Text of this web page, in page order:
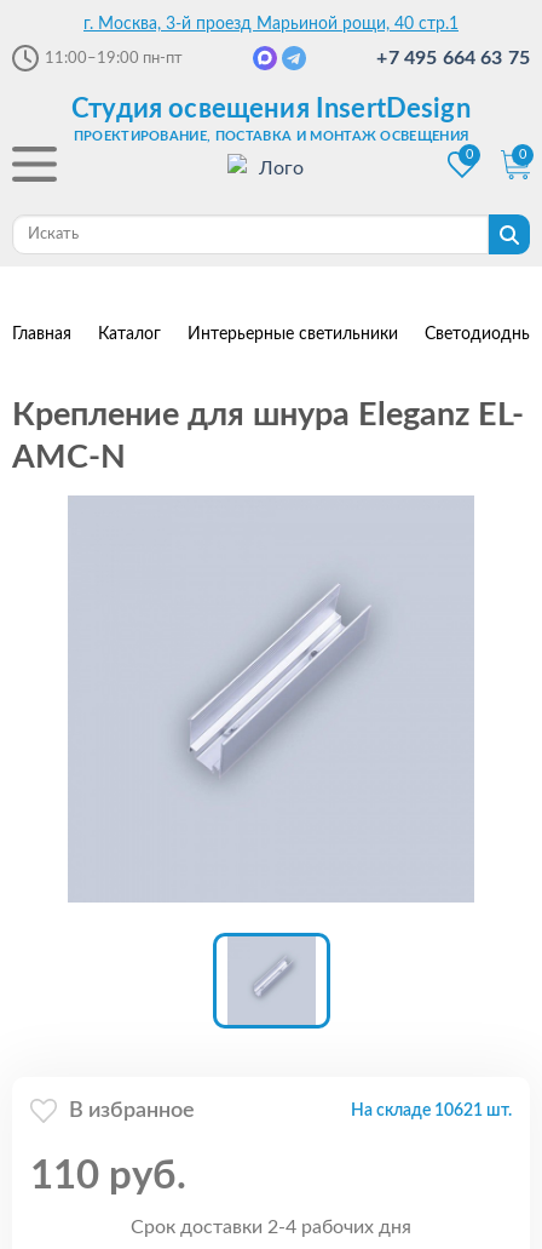
г. Москва, 3-й проезд Марьиной рощи, 40 стр.1
11:00–19:00 пн-пт +7 495 664 63 75
Студия освещения InsertDesign
ПРОЕКТИРОВАНИЕ, ПОСТАВКА И МОНТАЖ ОСВЕЩЕНИЯ
0
0
Главная Каталог Интерьерные светильники
Крепление для шнура Eleganz EL-
AMC-N
В избранное На складе 10621 шт.
110 руб.
Срок доставки 2-4 рабочих дня